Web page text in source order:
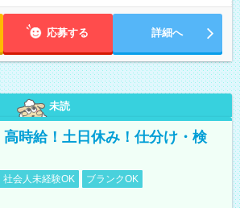
応募する 詳細へ
未読
時給！土日休み！仕分け・検
社会人未経験OK
ブランクOK